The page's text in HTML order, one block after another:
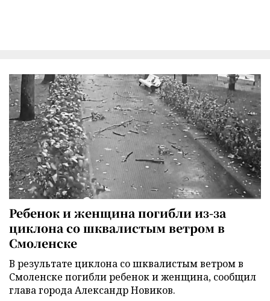
Ребенок и женщина погибли из-за
циклона со шквалистым ветром в
Смоленске
В результате циклона со шквалистым ветром в
Смоленске погибли ребенок и женщина, сообщил
глава города Александр Новиков.